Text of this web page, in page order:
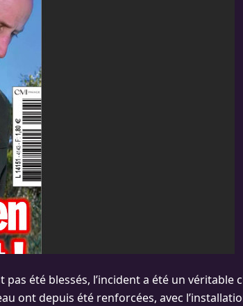
été blessés, l’incident a été un véritable
ont depuis été renforcées, avec